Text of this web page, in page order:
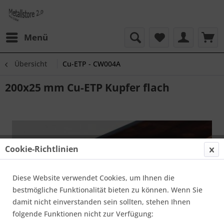
Menü
Übersicht Cu-ETP - CW004A
200x25 mm Cu-ETP Kupfer flach
Cookie-Richtlinien
Diese Website verwendet Cookies, um Ihnen die
bestmögliche Funktionalität bieten zu können. Wenn Sie
damit nicht einverstanden sein sollten, stehen Ihnen
folgende Funktionen nicht zur Verfügung: